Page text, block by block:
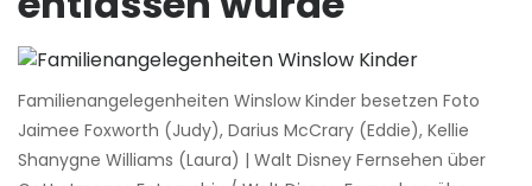
Familienangelegenheiten Winslow Kinder besetzen Foto
Jaimee Foxworth (Judy), Darius McCrary (Eddie), Kellie
Shanygne Williams (Laura) | Walt Disney Fernsehen über